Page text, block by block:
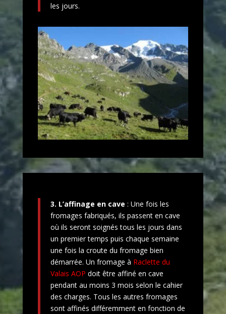
les jours.
3. L’affinage en cave : Une fois les
fromages fabriqués, ils passent en cave
où ils seront soignés tous les jours dans
un premier temps puis chaque semaine
une fois la croute du fromage bien
démarrée. Un fromage à Raclette du
Valais AOP doit être affiné en cave
pendant au moins 3 mois selon le cahier
des charges. Tous les autres fromages
sont affinés différemment en fonction de